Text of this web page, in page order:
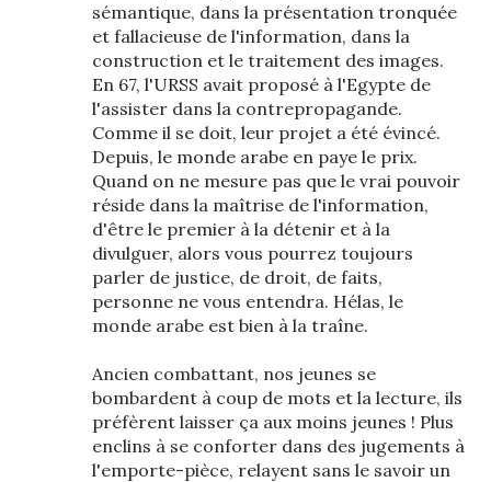
sémantique, dans la présentation tronquée
et fallacieuse de l'information, dans la
construction et le traitement des images.
En 67, l'URSS avait proposé à l'Egypte de
l'assister dans la contrepropagande.
Comme il se doit, leur projet a été évincé.
Depuis, le monde arabe en paye le prix.
Quand on ne mesure pas que le vrai pouvoir
réside dans la maîtrise de l'information,
d'être le premier à la détenir et à la
divulguer, alors vous pourrez toujours
parler de justice, de droit, de faits,
personne ne vous entendra. Hélas, le
monde arabe est bien à la traîne.
Ancien combattant, nos jeunes se
bombardent à coup de mots et la lecture, ils
préfèrent laisser ça aux moins jeunes ! Plus
enclins à se conforter dans des jugements à
l'emporte-pièce, relayent sans le savoir un